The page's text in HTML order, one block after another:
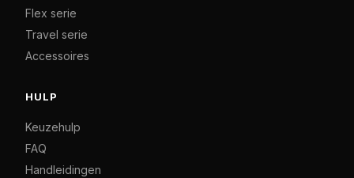
Flex serie
Travel serie
Accessoires
HULP
Keuzehulp
FAQ
Handleidingen